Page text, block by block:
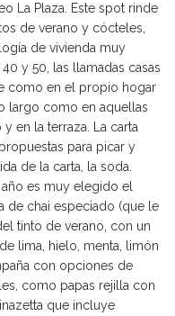
La Plaza. Este spot rinde
de verano y cócteles,
de vivienda muy
y 50, las llamadas casas
como en el propio hogar
largo como en aquellas
en la terraza. La carta
para picar y
de la carta, la soda.
es muy elegido el
de chai especiado (que le
tinto de verano, con un
lima, hielo, menta, limón
con opciones de
como papas rejilla con
que incluye